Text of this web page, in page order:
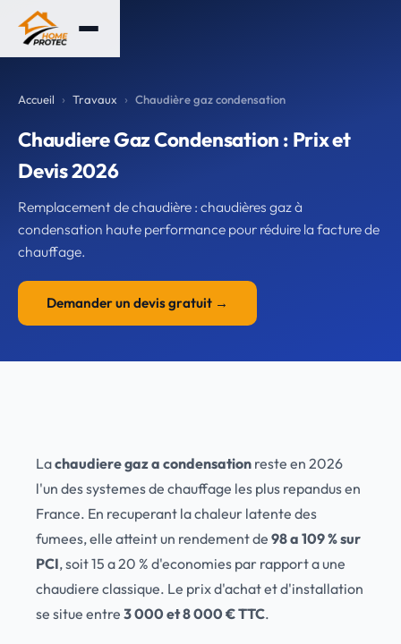
Accueil Travaux Chaudière gaz condensation
Chaudiere Gaz Condensation : Prix et
Devis 2026
Remplacement de chaudière : chaudières gaz à
condensation haute performance pour réduire la facture de
chauffage.
Demander un devis gratuit →
Lachaudiere gaz a condensation reste en 2026
l'un des systemes de chauffage les plus repandus en
France. En recuperant la chaleur latente des
fumees, elle atteint un rendement de 98 a 109 % sur
PCI, soit 15 a 20 % d'economies par rapport a une
chaudiere classique. Le prix d'achat et d'installation
se situe entre 3 000 et 8 000 € TTC.